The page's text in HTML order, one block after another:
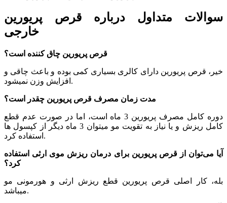
سوالات متداول درباره قرص پریورین
خارجی
قرص پریورین چاق کننده است؟
خیر، قرص پریورین دارای کالری بسیاری کمی بوده و باعث چاقی و
افزایش وزن نمیشود.
مدت زمان مصرف قرص پریورین چقدر است؟
دوره کامل مصرف پریورین 3 ماه است، اما در صورت عدم قطع
کامل ریزش و یا نیاز به تقویت مو میتوان 3 ماه دیگر از کپسول ها
استفاده کرد.
آیا می‌توان از قرص پریورین برای درمان ریزش موی ارثی استفاده
کرد؟
بله، کار اصلی قرص پریورین قطع ریزش ارثی و هورمونی مو
میباشد.